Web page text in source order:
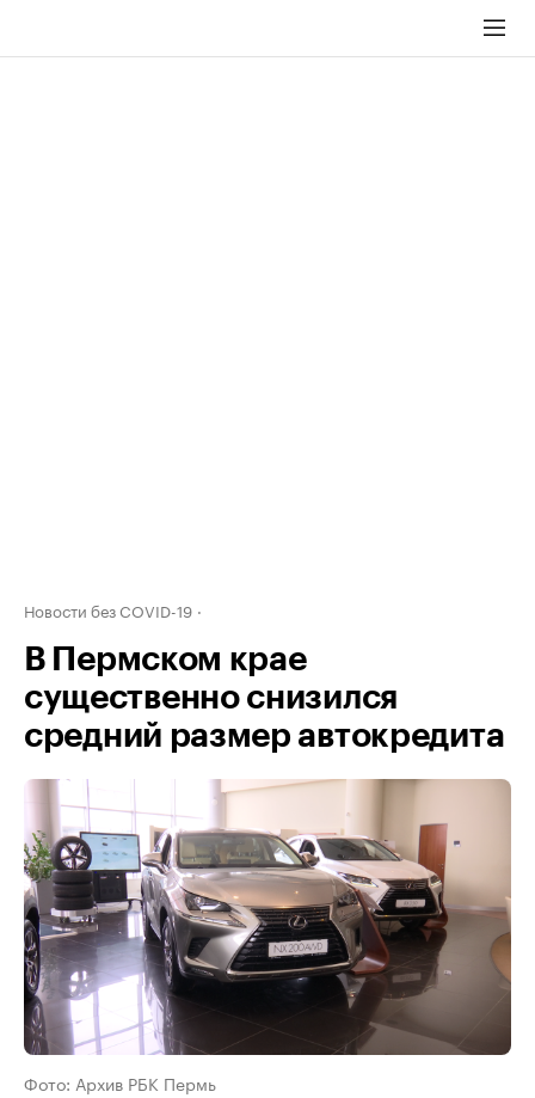
Новости без COVID-19
В Пермском крае
существенно снизился
средний размер автокредита
Фото: Архив РБК Пермь